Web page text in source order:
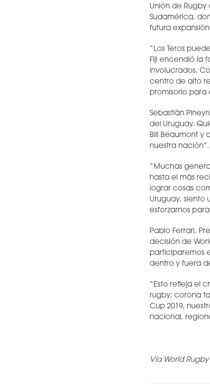
Unión de
Sudamérica,
futura
“Los Teros
Fiji encendió la
involucrados.
centro de alto
promisorio para
Sebastián
del Uruguay.
Bill Beaumont y
nuestra nación”.
“Muchas
hasta el más
lograr cosas
Uruguay, siento
esforzarnos
Pablo Ferrari,
decisión de
participaremos
dentro y fuera
“Esto refleja el
rugby; corona
Cup 2019,
nacional,
Vía World Rugby